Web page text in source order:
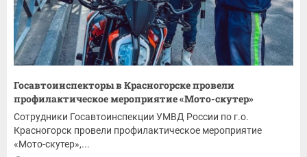
Госавтоинспекторы в Красногорске провели
профилактическое мероприятие «Мото-скутер»
Сотрудники Госавтоинспекции УМВД России по г.о.
Красногорск провели профилактическое мероприятие
«Мото-скутер»,...